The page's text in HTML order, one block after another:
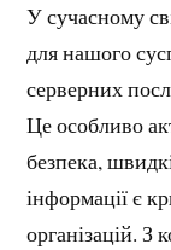
У сучасному
для нашого
серверних
Це особливо
безпека,
інформації є
організацій. З